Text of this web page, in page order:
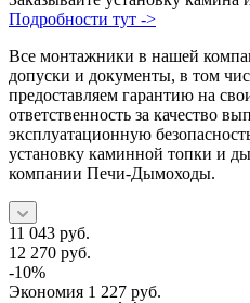
Подробности тут ->
Все монтажники в нашей
допуски и документы, в том
предоставляем гарантию на
ответственность за качество
эксплуатационную
установку каминной топки и
компании Печи-Дымоходы.
11 043 руб.
12 270 руб.
-10%
Экономия 1 227 руб.